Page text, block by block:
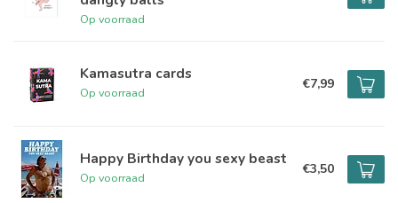
Op voorraad
Kamasutra cards
Op voorraad
€7,99
Happy Birthday you sexy beast
Op voorraad
€3,50